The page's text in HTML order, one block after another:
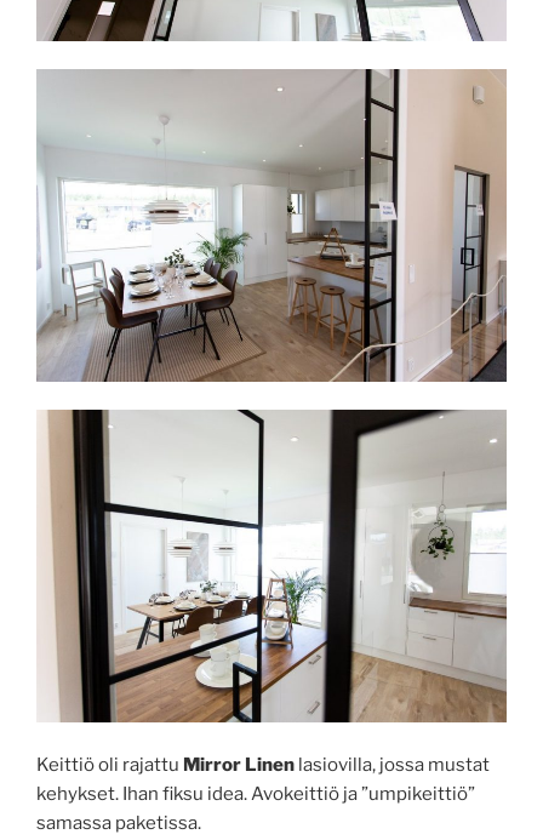
Keittiö oli rajattu Mirror Linen lasiovilla, jossa mustat
kehykset. Ihan fiksu idea. Avokeittiö ja ”umpikeittiö”
samassa paketissa.